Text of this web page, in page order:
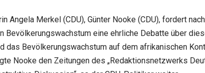
Merkel (CDU), Günter Nooke (CDU), fordert
eine ehrliche Debatte über
Bevölkerungswachstum auf dem afrikanischen
Nooke den Zeitungen des „Redaktionsnetzwerks